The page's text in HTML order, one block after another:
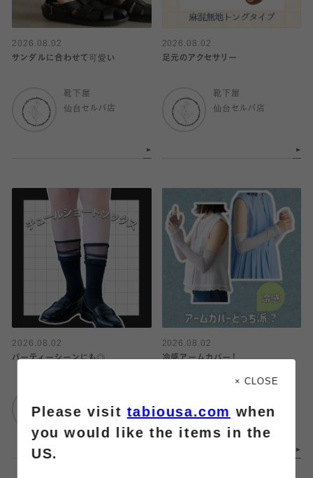
2026.08.02
サンダルに合わせて可愛い
靴下屋
仙台セルバ店
2026.08.02
足元のアクセサリー
靴下屋
仙台セルバ店
2026.08.02
パーティーシーンにも◎
仙台セルバ店
2026.08.02
冷感アームカバー！
エスパル仙台
× CLOSE
Please visittabiousa.com when
you would like the items in the
US.